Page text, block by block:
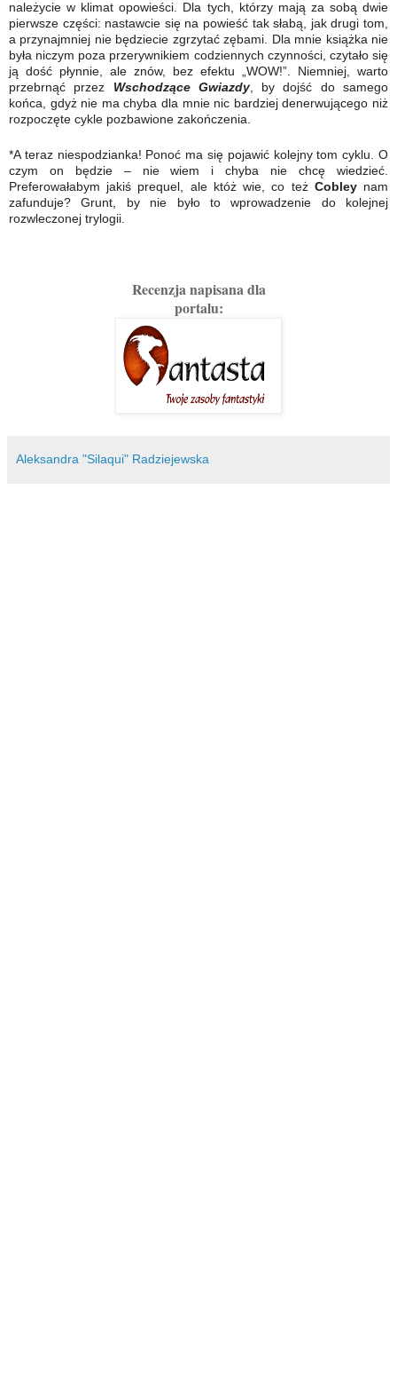
należycie w klimat opowieści. Dla tych, którzy mają za sobą dwie
pierwsze części: nastawcie się na powieść tak słabą, jak drugi tom,
a przynajmniej nie będziecie zgrzytać zębami. Dla mnie książka nie
była niczym poza przerywnikiem codziennych czynności, czytało się
ją dość płynnie, ale znów, bez efektu „WOW!”. Niemniej, warto
przebrnąć przez Wschodzące Gwiazdy, by dojść do samego
końca, gdyż nie ma chyba dla mnie nic bardziej denerwującego niż
rozpoczęte cykle pozbawione zakończenia.
*A teraz niespodzianka! Ponoć ma się pojawić kolejny tom cyklu. O
czym on będzie – nie wiem i chyba nie chcę wiedzieć.
Preferowałabym jakiś prequel, ale któż wie, co teżCobleynam
zafunduje? Grunt, by nie było to wprowadzenie do kolejnej
rozwleczonej trylogii.
Recenzja napisana dla
portalu:
Aleksandra "Silaqui" Radziejewska